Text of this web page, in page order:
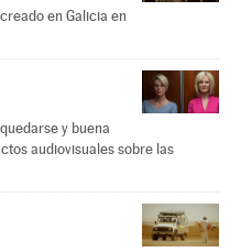
en Galicia en
y buena
audiovisuales sobre las